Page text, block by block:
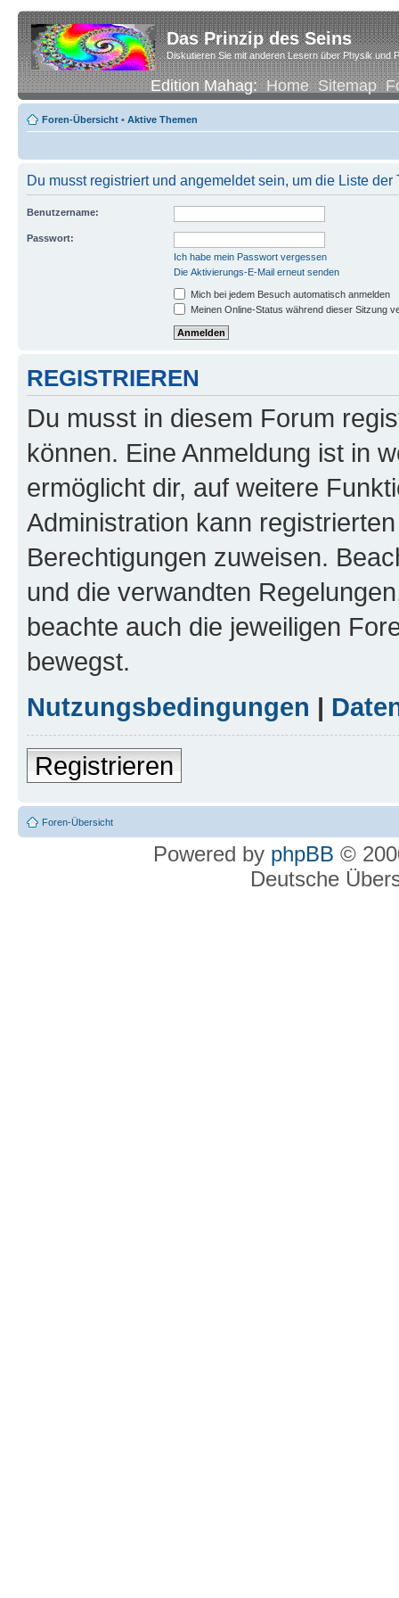
Das Prinzip des Seins
Diskutieren Sie mit anderen Lesern über Physik und
Edition Mahag:Home Sitemap
Foren-Übersicht • Aktive Themen
Du musst registriert und angemeldet sein, um die Liste
Benutzername:
Passwort:
Ich habe mein Passwort vergessen
Die Aktivierungs-E-Mail erneut senden
Mich bei jedem Besuch automatisch anmelden
Meinen Online-Status während dieser Sitzung
REGISTRIEREN
Du musst in diesem Forum
können. Eine Anmeldung ist in
ermöglicht dir, auf weitere
Administration kann
Berechtigungen zuweisen.
und die verwandten
beachte auch die jeweiligen
bewegst.
Nutzungsbedingungen |
Registrieren
Foren-Übersicht
Powered by phpBB ©
Deutsche